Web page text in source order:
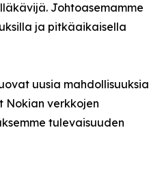
Johtoasemamme
ja pitkäaikaisella
uusia mahdollisuuksia
Nokian verkkojen
tulevaisuuden